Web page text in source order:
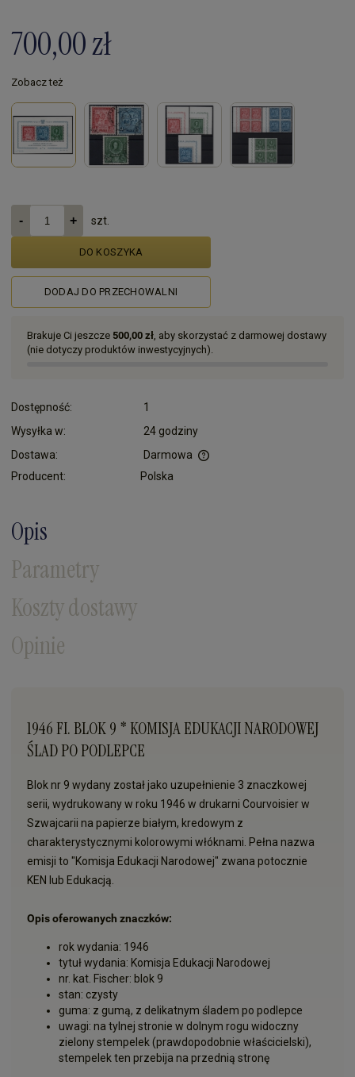
700,00 zł
Zobacz też
szt.
DO KOSZYKA
DODAJ DO PRZECHOWALNI
Brakuje Ci jeszcze 500,00 zł, aby skorzystać z darmowej dostawy
(nie dotyczy produktów inwestycyjnych).
Dostępność:
1
Wysyłka w:
24 godziny
Dostawa:
Darmowa
Producent: Polska
Opis
Parametry
Koszty dostawy
Opinie
1946 FI. BLOK 9 * KOMISJA EDUKACJI NARODOWEJ
ŚLAD PO PODLEPCE
Blok nr 9 wydany został jako uzupełnienie 3 znaczkowej
serii, wydrukowany w roku 1946 w drukarni Courvoisier w
Szwajcarii na papierze białym, kredowym z
charakterystycznymi kolorowymi włóknami. Pełna nazwa
emisji to "Komisja Edukacji Narodowej" zwana potocznie
KEN lub Edukacją.
Opis oferowanych znaczków:
rok wydania: 1946
tytuł wydania: Komisja Edukacji Narodowej
nr. kat. Fischer: blok 9
stan: czysty
guma: z gumą, z delikatnym śladem po podlepce
uwagi: na tylnej stronie w dolnym rogu widoczny
zielony stempelek (prawdopodobnie właścicielski),
stempelek ten przebija na przednią stronę